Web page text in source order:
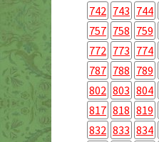
742 743 744
757 758 759
772 773 774
787 788 789
802 803 804
817 818 819
832 833 834